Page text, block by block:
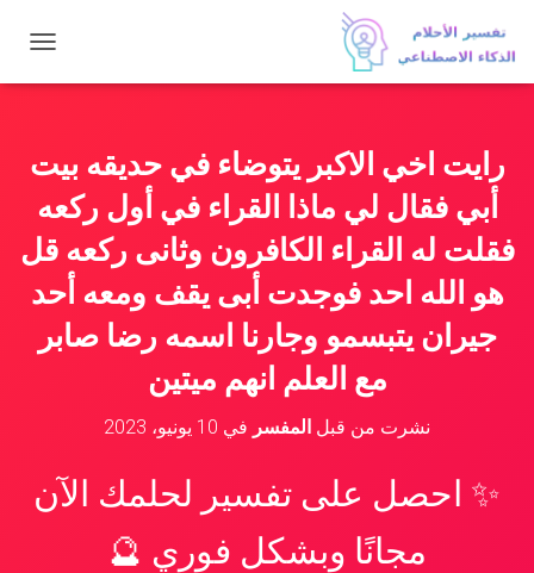
ب
ا
ت
ن
ق
ل
رايت اخي الاكبر يتوضاء في حديقه بيت
أبي فقال لي ماذا القراء في أول ركعه
فقلت له القراء الكافرون وثانى ركعه قل
هو الله احد فوجدت أبى يقف ومعه أحد
جيران يتبسمو وجارنا اسمه رضا صابر
مع العلم انهم ميتين
نشرت من قبل المفسر في 10 يونيو، 2023
✨ احصل على تفسير لحلمك الآن
مجانًا وبشكل فوري 🔮